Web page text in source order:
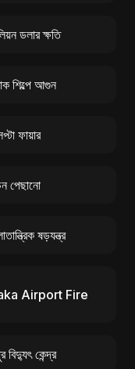
ডলার ক্ষতি
শিল্পে আগুন
ফায়ার
পেছানো
ষড়যন্ত্র
Airport Fire
বিদ্যুৎ কেন্দ্র